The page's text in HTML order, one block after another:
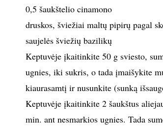
0,5 šaukštelio cinamono
druskos, šviežiai maltų pipirų pagal
saujelės šviežių bazilikų
Keptuvėje įkaitinkite 50 g sviesto,
ugnies, iki sukris, o tada įmaišykite
kiaurasamtį ir nusunkite (sunką
Keptuvėje įkaitinkite 2 šaukštus
min. ant nesmarkios ugnies. Tada